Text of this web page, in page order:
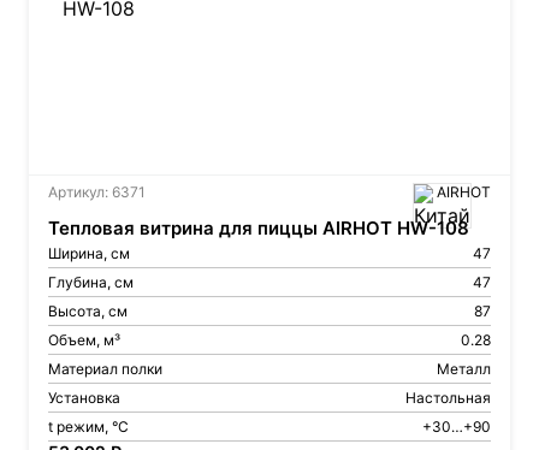
Артикул: 6371 AIRHOT
Тепловая витрина для пиццы AIRHOT HW-108
Ширина, см
47
Глубина, см
47
Высота, см
87
Объем, м³
0.28
Материал полки
Металл
Установка
Настольная
t режим, °С
+30…+90